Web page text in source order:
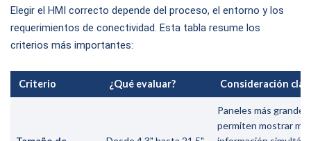
Elegir el HMI correcto depende del proceso, el entorno y los
requerimientos de conectividad. Esta tabla resume los
criterios más importantes:
Criterio ¿Qué evaluar? Consideración
Paneles más grandes
permiten mostrar